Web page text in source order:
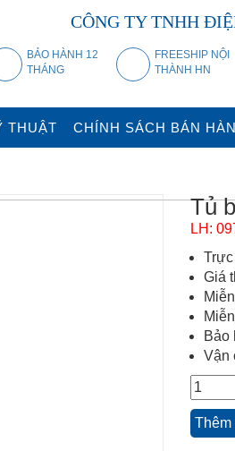
CÔNG TY TNHH
BẢO HÀNH 12
THÁNG
FREESHIP NỘI
THÀNH HN
THUẬT CHÍNH SÁCH BÁN
Tủ
LH:
Giá
Bảo
Vận
Thêm